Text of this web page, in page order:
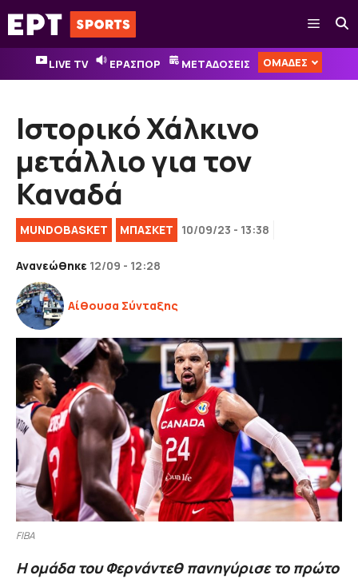
Μετάβαση
σε
περιεχόμενο
Μενού
LIVE TV ΕΡΑΣΠΟΡ ΜΕΤΑΔΟΣΕΙΣ ΟΜΑΔΕΣ
Ιστορικό Χάλκινο
μετάλλιο για τον
Καναδά
MUNDOBASKET ΜΠΑΣΚΕΤ 10/09/23 - 13:38
Ανανεώθηκε 12/09 - 12:28
Αίθουσα Σύνταξης
FIBA
Η ομάδα του Φερνάντεθ πανηγύρισε το πρώτο